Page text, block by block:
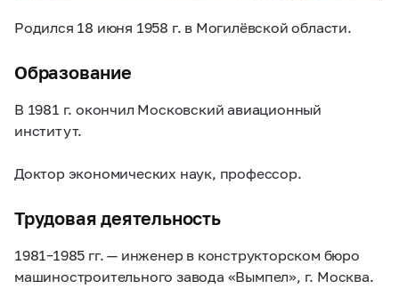
Родился 18 июня 1958 г. в Могилёвской области.
Образование
В 1981 г. окончил Московский авиационный
институт.
Доктор экономических наук, профессор.
Трудовая деятельность
1981–1985 гг. — инженер в конструкторском бюро
машиностроительного завода «Вымпел», г. Москва.